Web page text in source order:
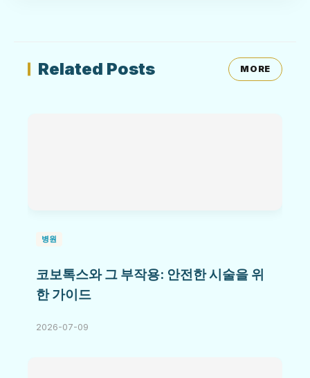
Related Posts MORE
병원
코보톡스와 그 부작용: 안전한 시술을 위
한 가이드
2026-07-09